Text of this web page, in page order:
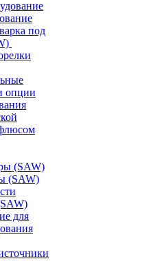
под
опции
(SAW)
(SAW)
для